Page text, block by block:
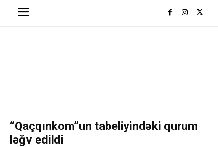
“Qaçqınkom”un tabeliyindəki qurum
ləğv edildi